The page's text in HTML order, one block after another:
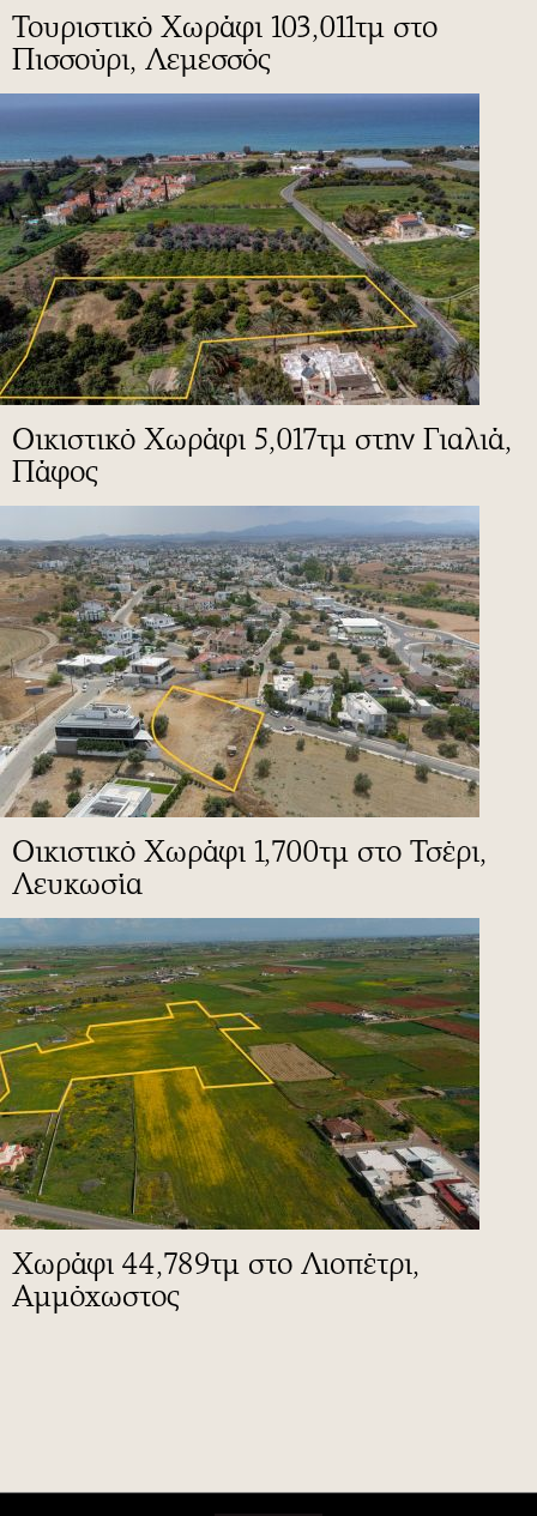
Τουριστικό Χωράφι 103,011τμ στο
Πισσούρι, Λεμεσσός
Οικιστικό Χωράφι 5,017τμ στην Γιαλιά,
Πάφος
Οικιστικό Χωράφι 1,700τμ στο Τσέρι,
Λευκωσία
Χωράφι 44,789τμ στο Λιοπέτρι,
Αμμόχωστος